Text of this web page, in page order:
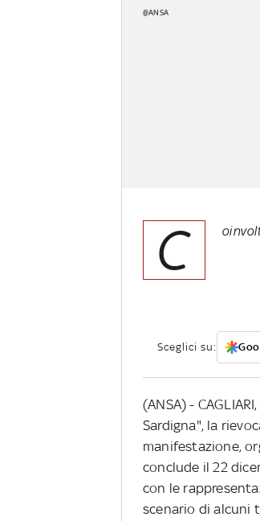
@ANSA
C
Sceglici su:
(ANSA) -
Sardigna", la
manifestazione,
conclude il 22
con le
scenario di alcuni